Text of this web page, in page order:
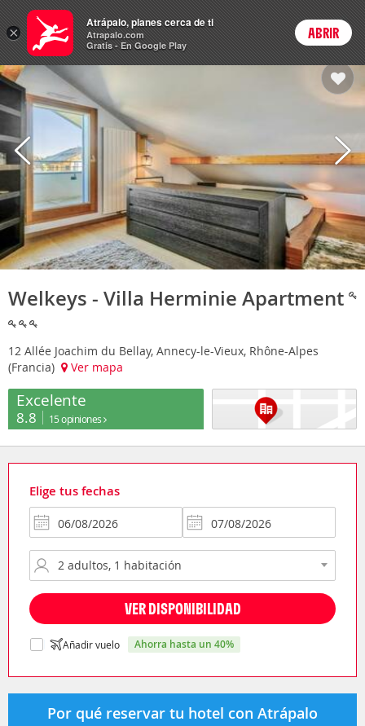
Hoteles Login
Welkeys - Villa Herminie Apartment
12 Allée Joachim du Bellay, Annecy-le-Vieux, Rhône-Alpes
(Francia)
Ver mapa
Excelente
8.8 15 opiniones
Elige tus fechas
VER DISPONIBILIDAD
Añadir vuelo ahorra hasta un 40%
Por qué reservar tu hotel con Atrápalo
×
Atrápalo, planes cerca de ti
Atrapalo.com
Gratis - En Google Play
ABRIR